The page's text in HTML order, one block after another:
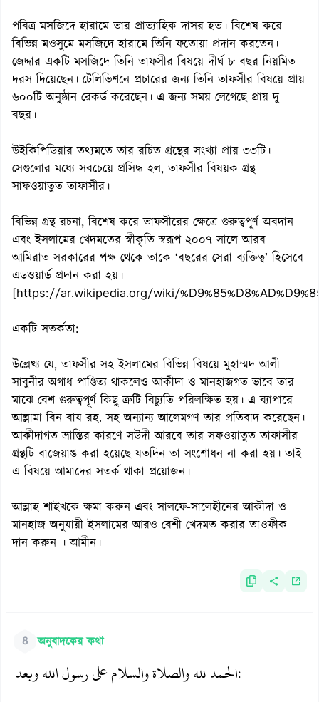
পবিত্র মসজিদে হারামে তার প্রাত্যাহিক দাসর হত। বিশেষ করে
বিভিন্ন মওসুমে মসজিদে হারামে তিনি ফতোয়া প্রদান করতেন।
জেদ্দার একটি মসজিদে তিনি তাফসীর বিষয়ে দীর্ঘ ৮ বছর নিয়মিত
দরস দিয়েছেন। টেলিভিশনে প্রচারের জন্য তিনি তাফসীর বিষয়ে প্রায়
৬০০টি অনুষ্ঠান রেকর্ড করেছেন। এ জন্য সময় লেগেছে প্রায় দু
বছর।
উইকিপিডিয়ার তথ্যমতে তার রচিত গ্রন্থের সংখ্যা প্রায় ৩৩টি।
সেগুলোর মধ্যে সবচেয়ে প্রসিদ্ধ হল, তাফসীর বিষয়ক গ্রন্থ
সাফওয়াতুত তাফাসীর।
বিভিন্ন গ্রন্থ রচনা, বিশেষ করে তাফসীরের ক্ষেত্রে গুরুত্বপূর্ণ অবদান
এবং ইসলামের খেদমতের স্বীকৃতি স্বরূপ ২০০৭ সালে আরব
আমিরাত সরকারের পক্ষ থেকে তাকে ‘বছরের সেরা ব্যক্তিত্ব’ হিসেবে
এডওয়ার্ড প্রদান করা হয়।
[https://ar.wikipedia.org/wiki/
একটি সতর্কতা:
উল্লেখ্য যে, তাফসীর সহ ইসলামের বিভিন্ন বিষয়ে মুহাম্মদ আলী
সাবুনীর অগাধ পাণ্ডিত্য থাকলেও আকীদা ও মানহাজগত ভাবে তার
মাঝে বেশ গুরুত্বপূর্ণ কিছু ত্রুটি-বিচ্যুতি পরিলক্ষিত হয়। এ ব্যাপারে
আল্লামা বিন বায রহ. সহ অন্যান্য আলেমগণ তার প্রতিবাদ করেছেন।
আকীদাগত ভ্রান্তির কারণে সউদী আরবে তার সফওয়াতুত তাফাসীর
গ্রন্থটি বাজেয়াপ্ত করা হয়েছে যতদিন তা সংশোধন না করা হয়। তাই
এ বিষয়ে আমাদের সতর্ক থাকা প্রয়োজন।
আল্লাহ শাইখকে ক্ষমা করুন এবং সালফে-সালেহীনের আকীদা ও
মানহাজ অনুযায়ী ইসলামের আরও বেশী খেদমত করার তাওফীক
দান করুন । আমীন।
৪ অনুবাদকের কথা
الحمد لله والصلاة والسلام على رسول الله وبعد: